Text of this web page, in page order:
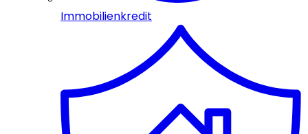
Immobilienkredit